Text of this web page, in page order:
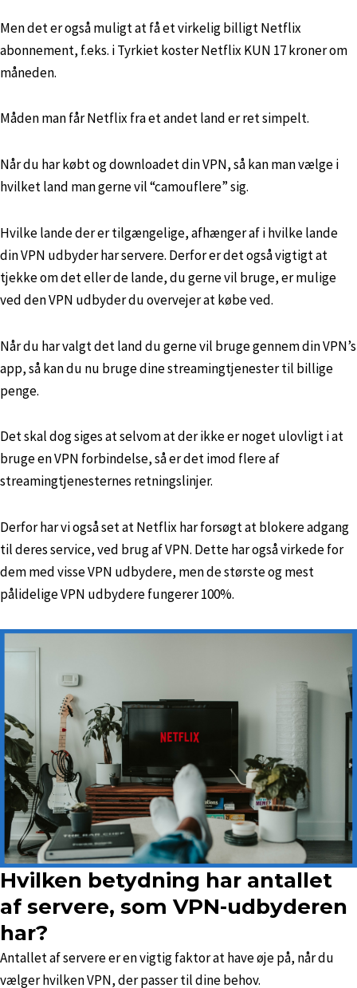
Men det er også muligt at få et virkelig billigt Netflix
abonnement, f.eks. i Tyrkiet koster Netflix KUN 17 kroner om
måneden.
Måden man får Netflix fra et andet land er ret simpelt.
Når du har købt og downloadet din VPN, så kan man vælge i
hvilket land man gerne vil “camouflere” sig.
Hvilke lande der er tilgængelige, afhænger af i hvilke lande
din VPN udbyder har servere. Derfor er det også vigtigt at
tjekke om det eller de lande, du gerne vil bruge, er mulige
ved den VPN udbyder du overvejer at købe ved.
Når du har valgt det land du gerne vil bruge gennem din VPN’s
app, så kan du nu bruge dine streamingtjenester til billige
penge.
Det skal dog siges at selvom at der ikke er noget ulovligt i at
bruge en VPN forbindelse, så er det imod flere af
streamingtjenesternes retningslinjer.
Derfor har vi også set at Netflix har forsøgt at blokere adgang
til deres service, ved brug af VPN. Dette har også virkede for
dem med visse VPN udbydere, men de største og mest
pålidelige VPN udbydere fungerer 100%.
Hvilken betydning har antallet
af servere, som VPN-udbyderen
har?
Antallet af servere er en vigtig faktor at have øje på, når du
vælger hvilken VPN, der passer til dine behov.